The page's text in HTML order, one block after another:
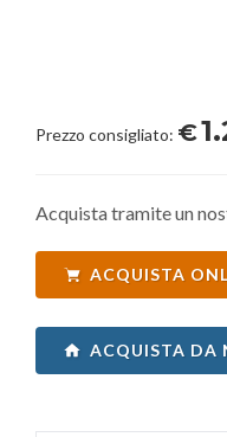
Prezzo consigliato: €
Acquista tramite un
ACQUISTA
ACQUISTA DA